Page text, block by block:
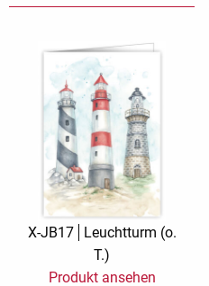
X-JB17
Leuchtturm (o.
T.)
Produkt ansehen